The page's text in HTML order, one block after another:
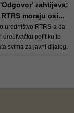
naglašava, jer ova
propisuje nikakve
njeno kršenje
zahtijeva:
RTRS moraju osi...
uredništvo RTRS-a da
uređivačku politiku te
svima za javni dijalog.